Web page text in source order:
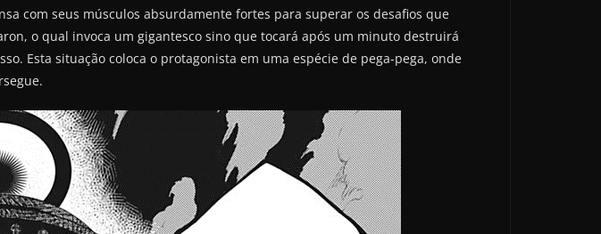
com seus músculos absurdamente fortes para superar os desafios que
o qual invoca um gigantesco sino que tocará após um minuto destruirá
Esta situação coloca o protagonista em uma espécie de pega-pega, onde